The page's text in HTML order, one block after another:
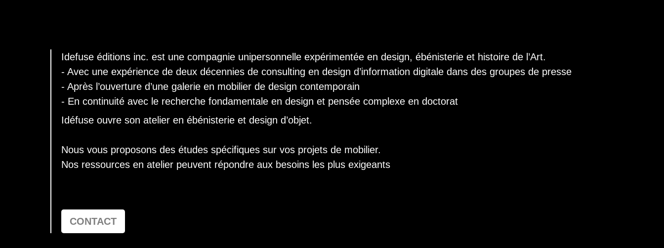
Idefuse éditions inc. est une compagnie unipersonnelle expérimentée en design, ébénisterie et histoire de l ’Art.
- Avec une expérience de deux décennies de consulting en design d’information digitale dans des groupes de presse
- Après l’ouverture d’une galerie en mobilier de design contemporain
- En continuité avec le recherche fondamentale en design et pensée complexe en doctorat
Idéfuse ouvre son atelier en ébénisterie et design d’objet.
Nous vous proposons des études spécifiques sur vos projets de mobilier.
Nos ressources en atelier peuvent répondre aux besoins les plus exigeants
CONTACT